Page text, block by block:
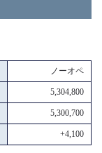
ノーオペ
5,304,800
5,300,700
+4,100